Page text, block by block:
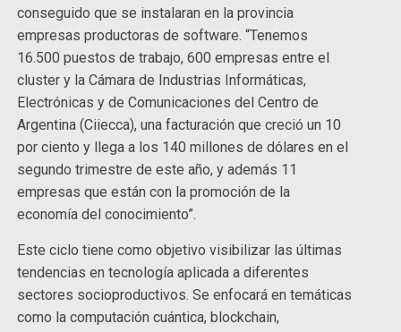
conseguido que se instalaran en la provincia
empresas productoras de software. “Tenemos
16.500 puestos de trabajo, 600 empresas entre el
cluster y la Cámara de Industrias Informáticas,
Electrónicas y de Comunicaciones del Centro de
Argentina (Ciiecca), una facturación que creció un 10
por ciento y llega a los 140 millones de dólares en el
segundo trimestre de este año, y además 11
empresas que están con la promoción de la
economía del conocimiento”.
Este ciclo tiene como objetivo visibilizar las últimas
tendencias en tecnología aplicada a diferentes
sectores socioproductivos. Se enfocará en temáticas
como la computación cuántica, blockchain,